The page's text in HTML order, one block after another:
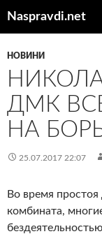
Naspravdi.net
НОВИНИ
ДМК
НА
25.07.2017 22:07
Во время
комбината,